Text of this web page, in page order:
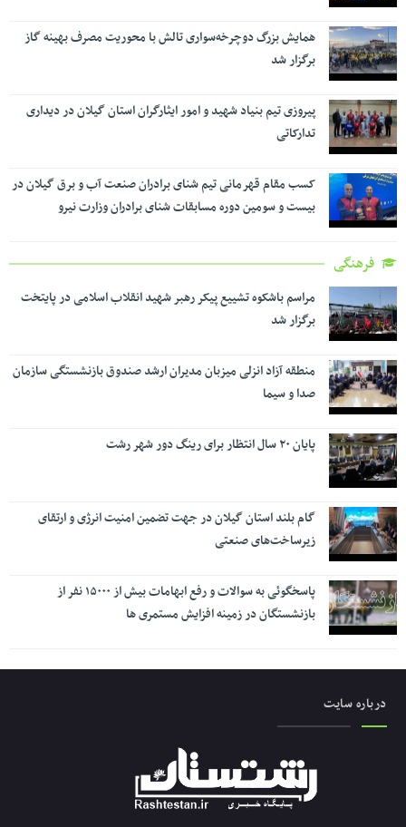
همایش بزرگ دوچرخه‌سواری تالش با محوریت مصرف بهینه گاز
برگزار شد
پیروزی تیم بنیاد شهید و امور ایثارگران استان گیلان در دیداری
تدارکاتی
کسب مقام قهرمانی تیم شنای برادران صنعت آب و برق گیلان در
بیست و سومین دوره مسابقات شنای برادران وزارت نیرو
فرهنگی
مراسم باشکوه تشییع پیکر رهبر شهید انقلاب اسلامی در پایتخت
برگزار شد
منطقه آزاد انزلی میزبان مدیران ارشد صندوق بازنشستگی سازمان
صدا و سیما
پایان ۲۰ سال انتظار برای رینگ دور شهر رشت
گام بلند استان گیلان در جهت تضمین امنیت انرژی و ارتقای
زیرساخت‌های صنعتی
پاسخگوئی به سوالات و رفع ابهامات بیش از ۱۵۰۰۰ نفر از
بازنشستگان در زمینه افزایش مستمری ها
درباره سایت